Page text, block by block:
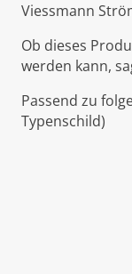
Viessmann
Ob dieses
werden kann,
Passend zu
Typenschild)